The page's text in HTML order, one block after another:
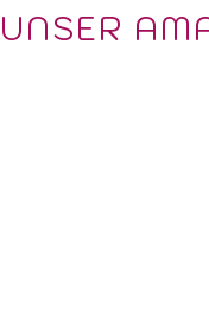
UNSER